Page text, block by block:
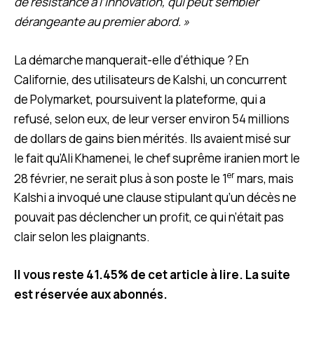
dérangeante au premier abord. »
La démarche manquerait-elle d’éthique ? En
Californie, des utilisateurs de Kalshi, un concurrent
de Polymarket, poursuivent la plateforme, qui a
refusé, selon eux, de leur verser environ 54 millions
de dollars de gains bien mérités. Ils avaient misé sur
le fait qu’Ali Khamenei, le chef suprême iranien mort le
28 février, ne serait plus à son poste le 1ermars, mais
Kalshi a invoqué une clause stipulant qu’un décès ne
pouvait pas déclencher un profit, ce qui n’était pas
clair selon les plaignants.
Il vous reste 41.45% de cet article à lire. La suite
est réservée aux abonnés.